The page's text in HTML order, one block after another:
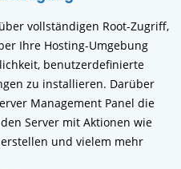
vollständigen Root-Zugriff,
Ihre Hosting-Umgebung
benutzerdefinierte
zu installieren. Darüber
Management Panel die
Server mit Aktionen wie
und vielem mehr